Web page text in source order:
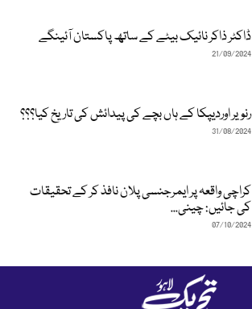
ڈاکٹر ذاکر نائیک بیٹے کے ساتھ پاکستان آئینگے
21/09/2024
رنویر اوردیپکا کے ہاں بچے کی پیدائش کی تاریخ کیا؟؟؟
31/08/2024
کراچی واقعہ پر ایمرجنسی پلان نافذ کر کے تحقیقات
کی جائیں: چینی...
07/10/2024